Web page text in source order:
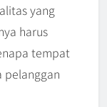
yang
harus
tempat
pelanggan